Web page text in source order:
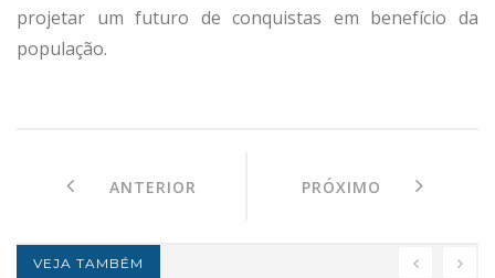
projetar um futuro de conquistas em benefício da
população.
ANTERIOR PRÓXIMO
VEJA TAMBÉM